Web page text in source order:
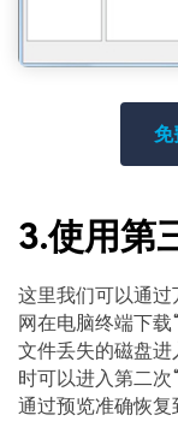
免
3.使用第
这里我们可以通
网在电脑终端下
文件丢失的磁盘
时可以进入第二
通过预览准确恢